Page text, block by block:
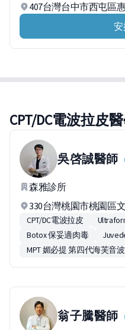
407台灣台中市西屯區
CPT/DC電波拉皮
吳啓誠醫師
森雅診所
330台灣桃園市桃園區
CPT/DC電波拉皮
Botox 保妥適肉毒
MPT 媚必提 第四代海芙音波
翁子騰醫師